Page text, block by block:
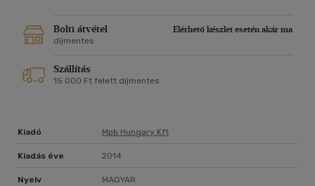
Bolti átvétel
Elérhető készlet esetén akár ma
díjmentes
Szállítás
15 000 Ft felett díjmentes
Kiadó Mpb Hungary Kft
Kiadás éve 2014
Nyelv MAGYAR